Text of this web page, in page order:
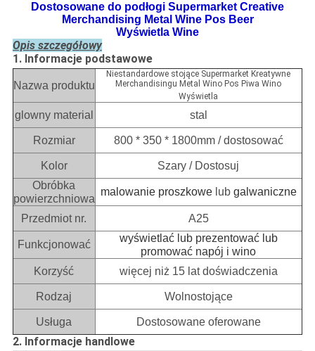
Dostosowane do podłogi Supermarket Creative
Merchandising Metal Wine Pos Beer
Wyświetla Wine
Opis szczegółowy
1. Informacje podstawowe
Nazwa produktu
Niestandardowe stojące Supermarket Kreatywne
Merchandisingu Metal Wino Pos Piwa Wino
Wyświetla
glowny material stal
Rozmiar 800 * 350 * 1800mm / dostosować
Kolor
Szary / Dostosuj
Obróbka
powierzchniowa
malowanie proszkowelub galwaniczne
Przedmiot nr. A25
Funkcjonować
wyświetlać lub prezentować lub
promować napój i wino
Korzyść
więcej niż 15 lat doświadczenia
Rodzaj Wolnostojące
Usługa Dostosowane oferowane
2. Informacje handlowe